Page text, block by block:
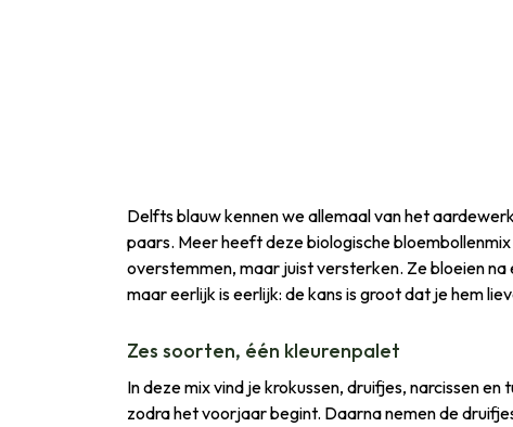
Delfts blauw kennen we allemaal van het
paars. Meer heeft deze biologische
overstemmen, maar juist versterken. Ze bloeien
maar eerlijk is eerlijk: de kans is groot dat je hem
Zes soorten, één kleurenpalet
In deze mix vind je krokussen, druifjes, narcissen
zodra het voorjaar begint. Daarna nemen de